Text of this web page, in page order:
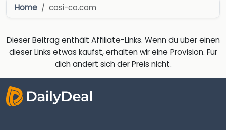
Home cosi-co.com
Dieser Beitrag enthält Affiliate-Links. Wenn du über einen
dieser Links etwas kaufst, erhalten wir eine Provision. Für
dich ändert sich der Preis nicht.